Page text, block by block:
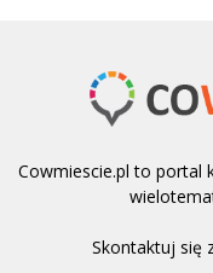
Cowmiescie.pl to portal
Skontaktuj się